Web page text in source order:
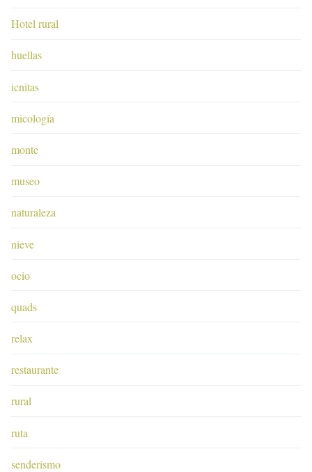
Hotel rural
huellas
icnitas
micología
monte
museo
naturaleza
nieve
ocio
quads
relax
restaurante
rural
ruta
senderismo